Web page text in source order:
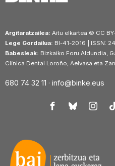
Argitaratzailea: Aitu elkartea © CC
Lege Gordailua: BI-41-2016 | ISSN:
Babesleak: Bizkaiko Foru Aldundia,
Clínica Dental Loroño, Aelvasa eta
680 74 32 11 · info@binke.eus